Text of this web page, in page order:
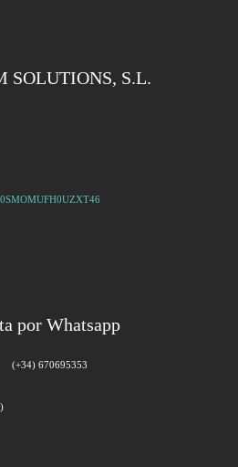
SOLUTIONS, S.L.
por Whatsapp
(+34) 670695353